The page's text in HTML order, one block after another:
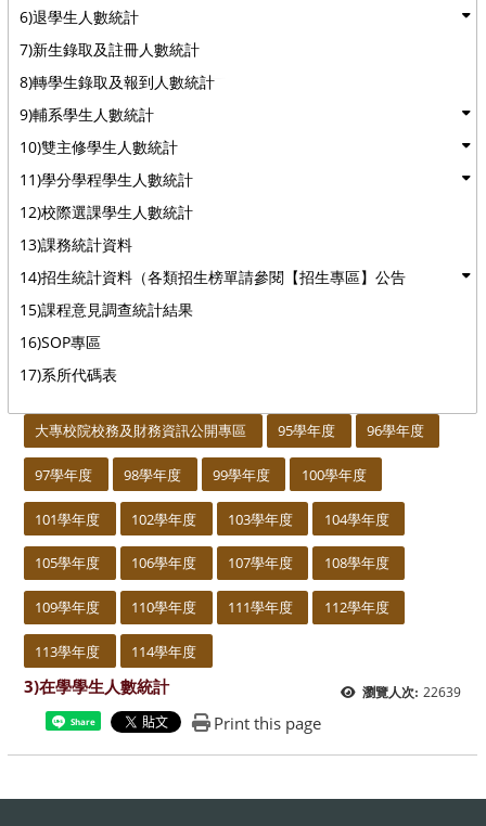
6)退學生人數統計
7)新生錄取及註冊人數統計
8)轉學生錄取及報到人數統計
9)輔系學生人數統計
10)雙主修學生人數統計
11)學分學程學生人數統計
12)校際選課學生人數統計
13)課務統計資料
14)招生統計資料（各類招生榜單請參閱【招生專區】公告
15)課程意見調查統計結果
16)SOP專區
17)系所代碼表
大專校院校務及財務資訊公開專區 95學年度 96學年度
97學年度 98學年度 99學年度 100學年度
101學年度 102學年度 103學年度 104學年度
105學年度 106學年度 107學年度 108學年度
109學年度 110學年度 111學年度 112學年度
113學年度 114學年度
瀏覽人次: 22639
3)在學學生人數統計
Share Print this page